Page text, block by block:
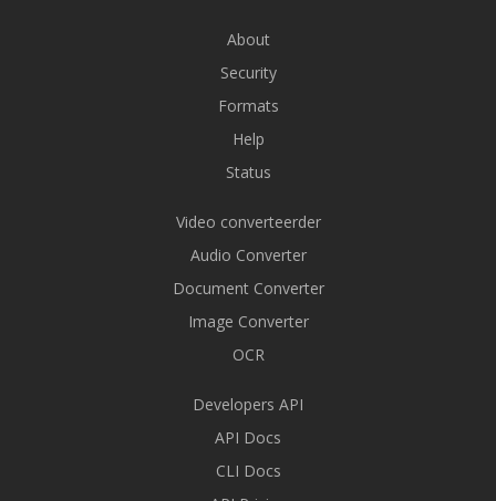
About
Security
Formats
Help
Status
Video converteerder
Audio Converter
Document Converter
Image Converter
OCR
Developers API
API Docs
CLI Docs